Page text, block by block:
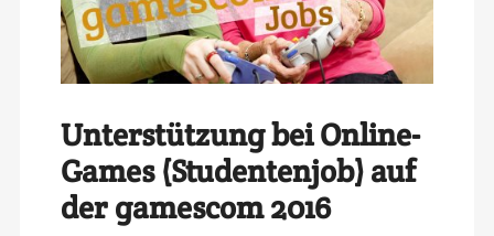
Unterstützung bei Online-
Games (Studentenjob) auf
der gamescom 2016